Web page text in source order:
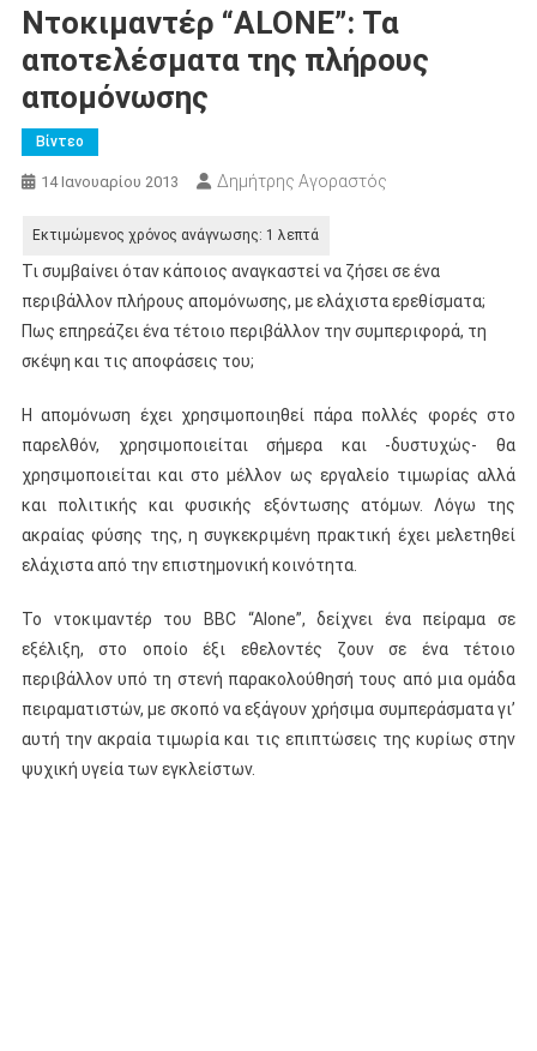
Ντοκιμαντέρ “ALONE”: Τα
αποτελέσματα της πλήρους
απομόνωσης
Βίντεο
14 Ιανουαρίου 2013 Δημήτρης Αγοραστός
Τι συμβαίνει όταν κάποιος αναγκαστεί να ζήσει σε ένα
περιβάλλον πλήρους απομόνωσης, με ελάχιστα ερεθίσματα;
Πως επηρεάζει ένα τέτοιο περιβάλλον την συμπεριφορά, τη
σκέψη και τις αποφάσεις του;
Η απομόνωση έχει χρησιμοποιηθεί πάρα πολλές φορές στο
παρελθόν, χρησιμοποιείται σήμερα και -δυστυχώς- θα
χρησιμοποιείται και στο μέλλον ως εργαλείο τιμωρίας αλλά
και πολιτικής και φυσικής εξόντωσης ατόμων. Λόγω της
ακραίας φύσης της, η συγκεκριμένη πρακτική έχει μελετηθεί
ελάχιστα από την επιστημονική κοινότητα.
Το ντοκιμαντέρ του BBC “Alone”, δείχνει ένα πείραμα σε
εξέλιξη, στο οποίο έξι εθελοντές ζουν σε ένα τέτοιο
περιβάλλον υπό τη στενή παρακολούθησή τους από μια ομάδα
πειραματιστών, με σκοπό να εξάγουν χρήσιμα συμπεράσματα γι’
αυτή την ακραία τιμωρία και τις επιπτώσεις της κυρίως στην
ψυχική υγεία των εγκλείστων.